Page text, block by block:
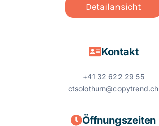
Detailansicht
Kontakt
+41 32 622 29 55
ctsolothurn@copytrend.ch
Öffnungszeiten